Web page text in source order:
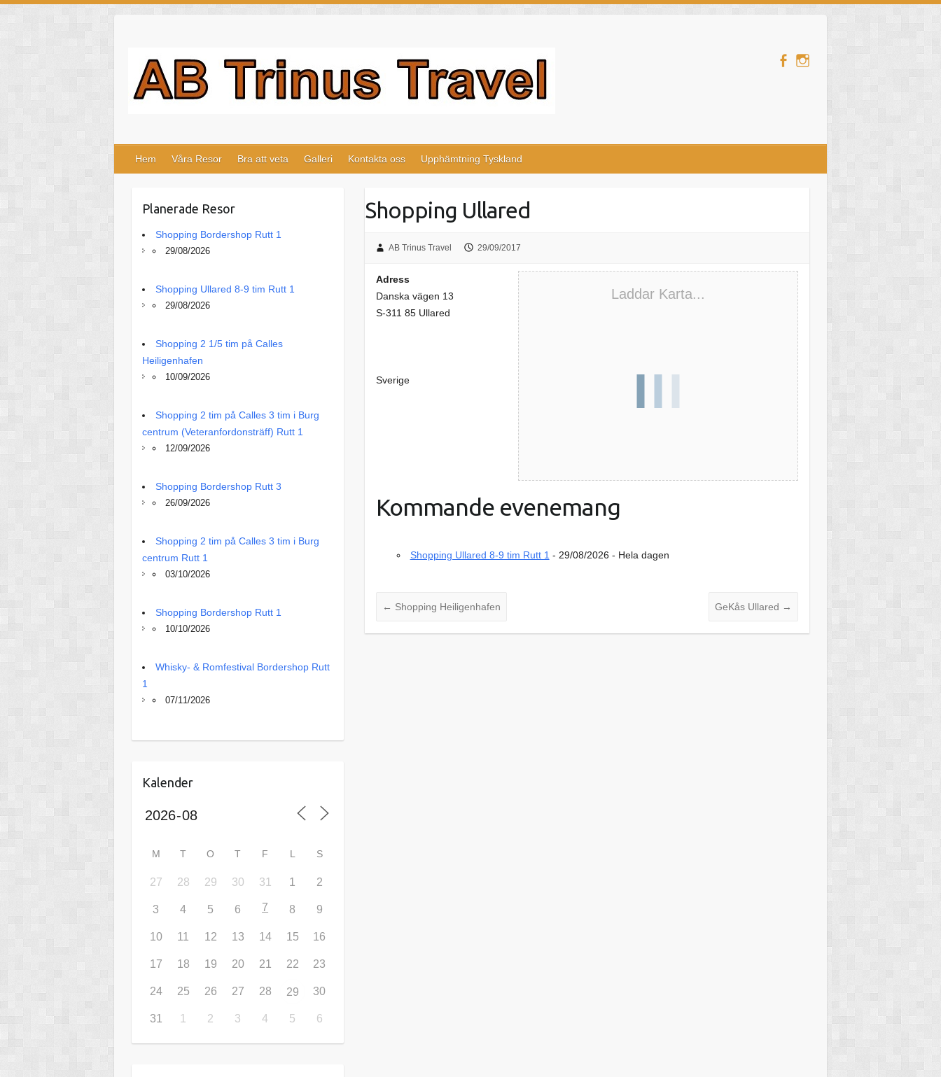
innehåll
Hem Våra Resor Bra att veta Galleri Kontakta oss Upphämtning Tyskland
Shopping Ullared
AB Trinus Travel 29/09/2017
Laddar Karta...
Adress
Danska vägen 13
S-311 85 Ullared
Sverige
Kommande evenemang
Shopping Ullared 8-9 tim Rutt 1 - 29/08/2026 - Hela dagen
← Shopping Heiligenhafen GeKås Ullared →
Planerade Resor
Shopping Bordershop Rutt 1
29/08/2026
Shopping Ullared 8-9 tim Rutt 1
29/08/2026
Shopping 2 1/5 tim på Calles
Heiligenhafen
10/09/2026
Shopping 2 tim på Calles 3 tim i Burg
centrum (Veteranfordonsträff) Rutt 1
12/09/2026
Shopping Bordershop Rutt 3
26/09/2026
Shopping 2 tim på Calles 3 tim i Burg
centrum Rutt 1
03/10/2026
Shopping Bordershop Rutt 1
10/10/2026
Whisky- & Romfestival Bordershop Rutt
1
07/11/2026
Kalender
M T O T F L S
27 28 29 30 31 1 2
3 4 5 6 7 8 9
10 11 12 13 14 15 16
17 18 19 20 21 22 23
24 25 26 27 28 29 30
31 1 2 3 4 5 6